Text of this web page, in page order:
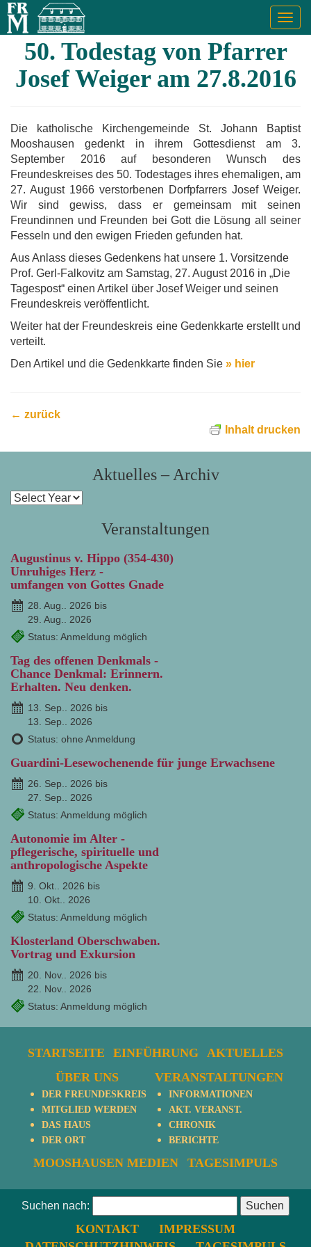
50. Todestag von Pfarrer
Josef Weiger am 27.8.2016
Die katholische Kirchengemeinde St. Johann Baptist
Mooshausen gedenkt in ihrem Gottesdienst am 3.
September 2016 auf besonderen Wunsch des
Freundeskreises des 50. Todestages ihres ehemaligen, am
27. August 1966 verstorbenen Dorfpfarrers Josef Weiger.
Wir sind gewiss, dass er gemeinsam mit seinen
Freundinnen und Freunden bei Gott die Lösung all seiner
Fesseln und den ewigen Frieden gefunden hat.
Aus Anlass dieses Gedenkens hat unsere 1. Vorsitzende
Prof. Gerl-Falkovitz am Samstag, 27. August 2016 in „Die
Tagespost“ einen Artikel über Josef Weiger und seinen
Freundeskreis veröffentlicht.
Weiter hat der Freundeskreis eine Gedenkkarte erstellt und
verteilt.
Den Artikel und die Gedenkkarte finden Sie » hier
← zurück
Inhalt drucken
Aktuelles – Archiv
Veranstaltungen
Augustinus v. Hippo (354-430)
Unruhiges Herz -
umfangen von Gottes Gnade
28. Aug.. 2026 bis
29. Aug.. 2026
Status: Anmeldung möglich
Tag des offenen Denkmals -
Chance Denkmal: Erinnern.
Erhalten. Neu denken.
13. Sep.. 2026 bis
13. Sep.. 2026
Status: ohne Anmeldung
Guardini-Lesewochenende für junge Erwachsene
26. Sep.. 2026 bis
27. Sep.. 2026
Status: Anmeldung möglich
Autonomie im Alter -
pflegerische, spirituelle und
anthropologische Aspekte
9. Okt.. 2026 bis
10. Okt.. 2026
Status: Anmeldung möglich
Klosterland Oberschwaben.
Vortrag und Exkursion
20. Nov.. 2026 bis
22. Nov.. 2026
Status: Anmeldung möglich
STARTSEITE EINFÜHRUNG
AKTUELLES
ÜBER UNS
DER FREUNDESKREIS
MITGLIED WERDEN
DAS HAUS
DER ORT
VERANSTALTUNGEN
INFORMATIONEN
AKT. VERANST.
CHRONIK
BERICHTE
MOOSHAUSEN MEDIEN TAGESIMPULS
Suchen nach:
KONTAKT
IMPRESSUM